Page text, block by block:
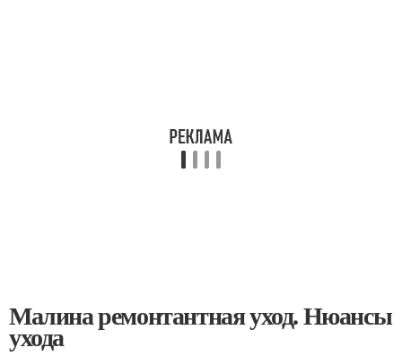
Малина ремонтантная уход. Нюансы
ухода